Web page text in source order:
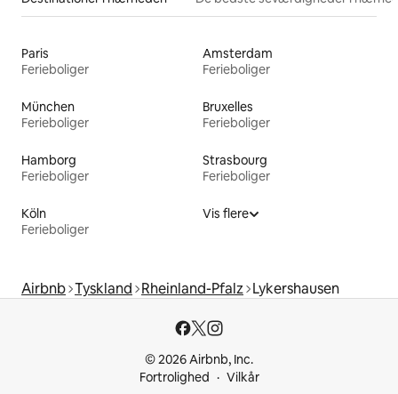
Paris
Ferieboliger
Amsterdam
Ferieboliger
München
Ferieboliger
Bruxelles
Ferieboliger
Hamborg
Ferieboliger
Strasbourg
Ferieboliger
Köln
Ferieboliger
Vis flere
Airbnb Tyskland Rheinland-Pfalz Lykershausen
© 2026 Airbnb, Inc.
Fortrolighed
Vilkår